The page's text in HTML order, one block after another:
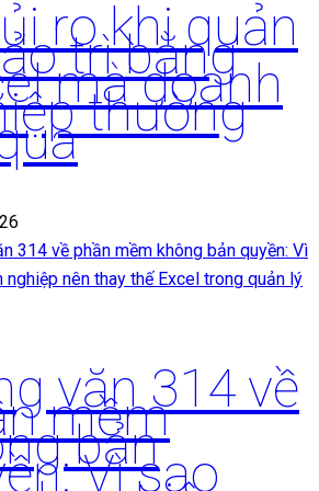
ro khi quản
trì bằng
mà doanh
thường
văn 314 về
mềm
bản
Vì sao